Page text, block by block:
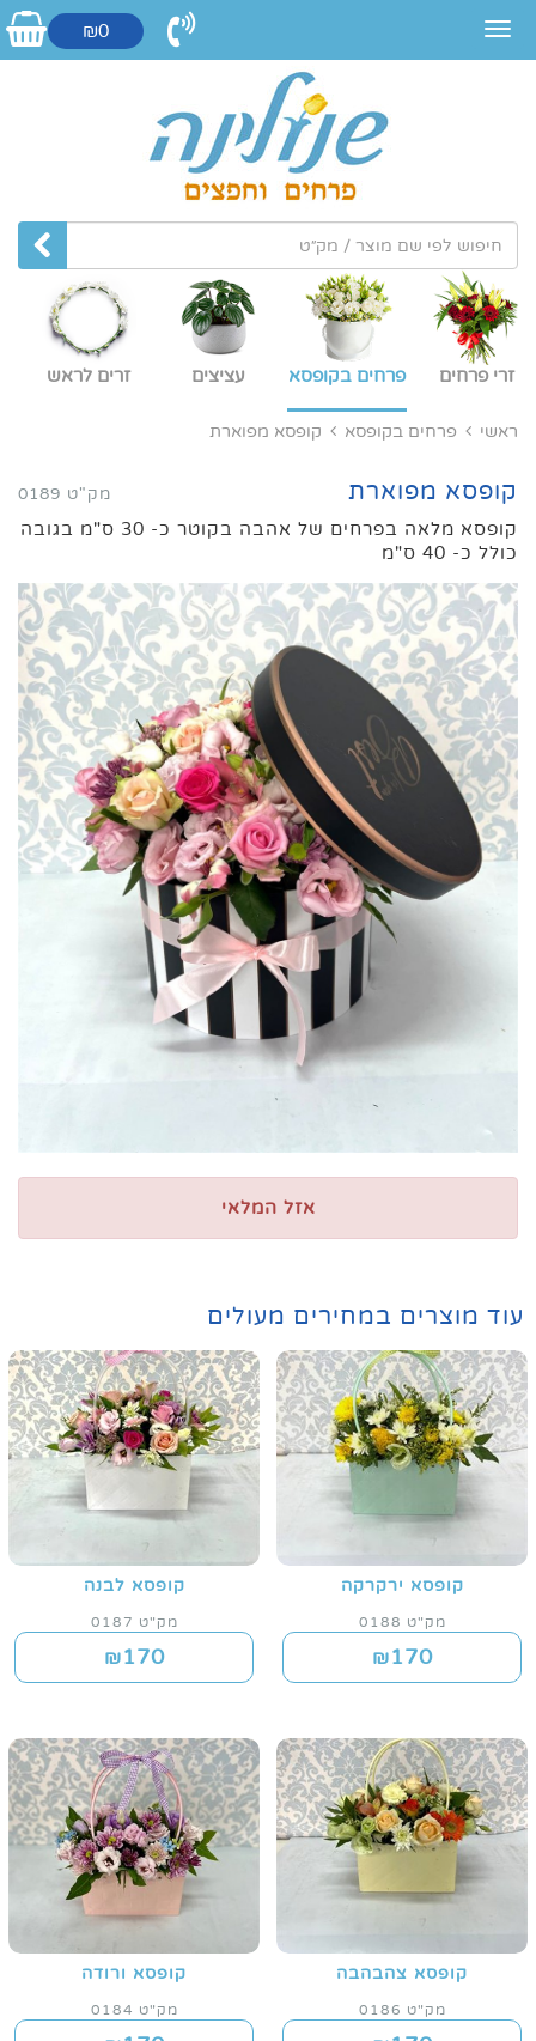
₪0
זרי פרחים פרחים בקופסא עציצים זרים לראש
ראשי פרחים בקופסא קופסא מפוארת
קופסא מפוארת מק"ט 0189
קופסא מלאה בפרחים של אהבה בקוטר כ- 30 ס"מ בגובה
כולל כ- 40 ס"מ
אזל המלאי
עוד מוצרים במחירים מעולים
קופסא ירקרקה
מק"ט 0188
₪170
קופסא לבנה
מק"ט 0187
₪170
קופסא צהבהבה
מק"ט 0186
קופסא ורודה
מק"ט 0184